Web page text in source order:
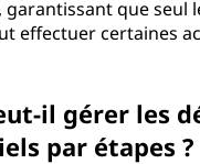
garantissant que seul
effectuer certaines
il gérer les
par étapes ?